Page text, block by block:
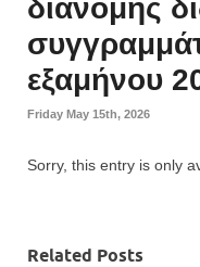
διανομής
εξαμήνου
Friday May 15th, 2026
Sorry, this entry is only
Related Posts